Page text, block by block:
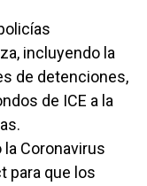
incluyendo la
de detenciones,
de ICE a la
la Coronavirus
para que los